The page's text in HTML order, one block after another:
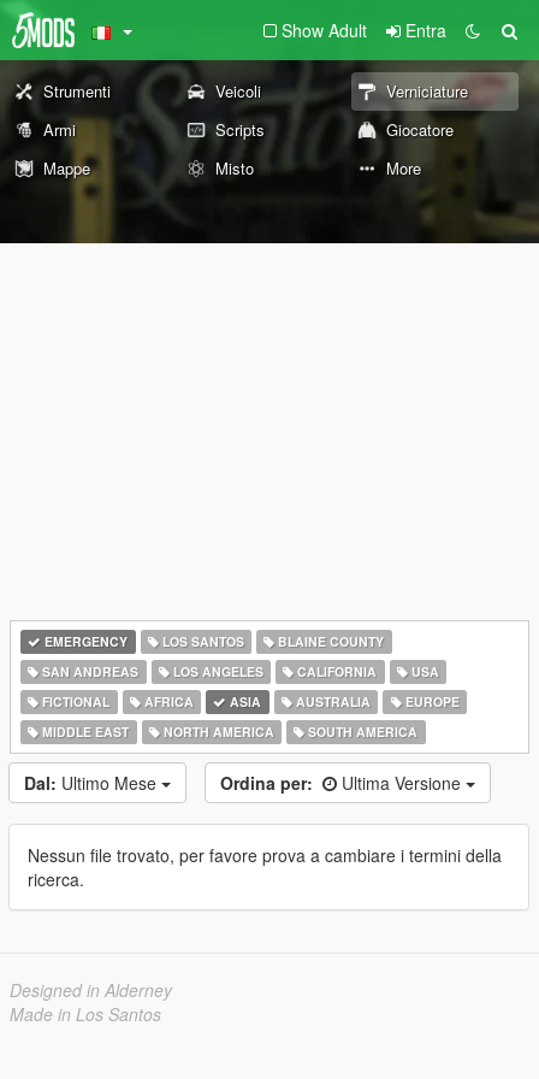
Show Adult Entra
Strumenti Veicoli
Verniciature
Armi
Scripts
Giocatore
Mappe
Misto More
EMERGENCY LOS SANTOS
BLAINE COUNTY
SAN ANDREAS
LOS ANGELES CALIFORNIA
USA
FICTIONAL
AFRICA ASIA AUSTRALIA
EUROPE
MIDDLE EAST
NORTH AMERICA SOUTH AMERICA
Dal: Ultimo Mese Ordina per: Ultima Versione
Nessun file trovato, per favore prova a cambiare i termini della
ricerca.
Designed in Alderney
Made in Los Santos